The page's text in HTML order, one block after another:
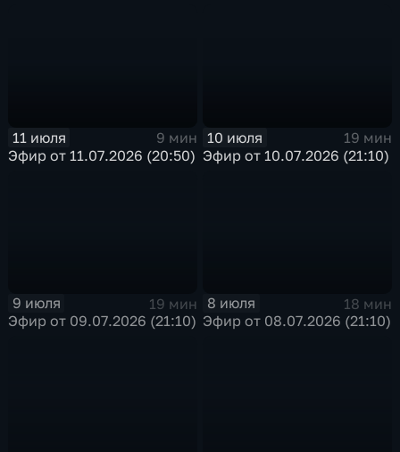
11 июля
9 мин
Эфир от 11.07.2026 (20:50)
10 июля
19 мин
Эфир от 10.07.2026 (21:10)
9 июля
19 мин
Эфир от 09.07.2026 (21:10)
8 июля
18 мин
Эфир от 08.07.2026 (21:10)